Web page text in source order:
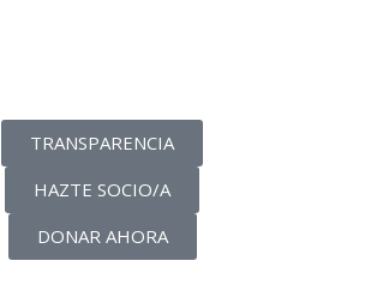
TRANSPARENCIA
HAZTE SOCIO/A
DONAR AHORA